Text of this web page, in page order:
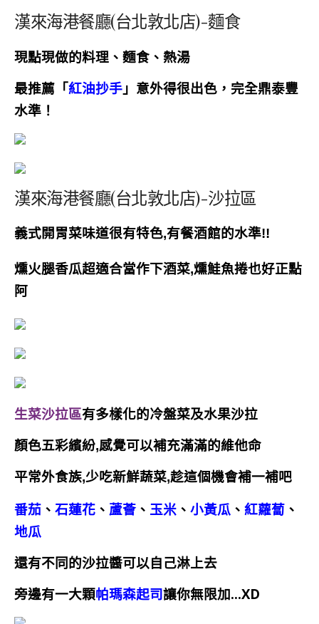
漢來海港餐廳(台北敦北店)-麵食
現點現做的料理、麵食、熱湯
最推薦「紅油抄手 」意外得很出色，完全鼎泰豐
水準！
漢來海港餐廳(台北敦北店)-沙拉區
義式開胃菜味道很有特色,有餐酒館的水準!!
燻火腿香瓜超適合當作下酒菜,燻鮭魚捲也好正點
阿
生菜沙拉區有多樣化的冷盤菜及水果沙拉
顏色五彩繽紛,感覺可以補充滿滿的維他命
平常外食族,少吃新鮮蔬菜,趁這個機會補一補吧
番茄 、 石蓮花 、 蘆薈 、 玉米 、 小黃瓜 、 紅蘿蔔 、
地瓜
還有不同的沙拉醬可以自己淋上去
旁邊有一大顆帕瑪森起司讓你無限加…XD